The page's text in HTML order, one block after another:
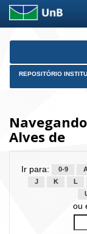
Skip
REPOSITÓRIO
Alves de
Ir para: 0-9
J
K L
ou